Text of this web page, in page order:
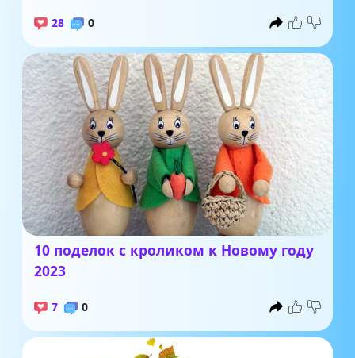
28 0
10 поделок с кроликом к Новому году
2023
7 0